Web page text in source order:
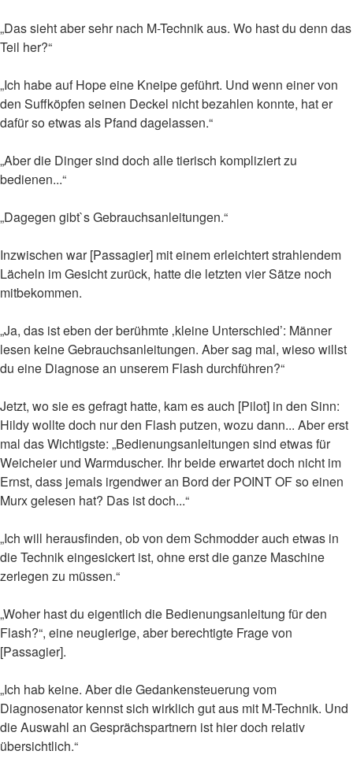
„Das sieht aber sehr nach M-Technik aus. Wo hast du denn das
Teil her?“
„Ich habe auf Hope eine Kneipe geführt. Und wenn einer von
den Suffköpfen seinen Deckel nicht bezahlen konnte, hat er
dafür so etwas als Pfand dagelassen.“
„Aber die Dinger sind doch alle tierisch kompliziert zu
bedienen...“
„Dagegen gibt`s Gebrauchsanleitungen.“
Inzwischen war [Passagier] mit einem erleichtert strahlendem
Lächeln im Gesicht zurück, hatte die letzten vier Sätze noch
mitbekommen.
„Ja, das ist eben der berühmte ‚kleine Unterschied’: Männer
lesen keine Gebrauchsanleitungen. Aber sag mal, wieso willst
du eine Diagnose an unserem Flash durchführen?“
Jetzt, wo sie es gefragt hatte, kam es auch [Pilot] in den Sinn:
Hildy wollte doch nur den Flash putzen, wozu dann... Aber erst
mal das Wichtigste: „Bedienungsanleitungen sind etwas für
Weicheier und Warmduscher. Ihr beide erwartet doch nicht im
Ernst, dass jemals irgendwer an Bord der POINT OF so einen
Murx gelesen hat? Das ist doch...“
„Ich will herausfinden, ob von dem Schmodder auch etwas in
die Technik eingesickert ist, ohne erst die ganze Maschine
zerlegen zu müssen.“
„Woher hast du eigentlich die Bedienungsanleitung für den
Flash?“, eine neugierige, aber berechtigte Frage von
[Passagier].
„Ich hab keine. Aber die Gedankensteuerung vom
Diagnosenator kennst sich wirklich gut aus mit M-Technik. Und
die Auswahl an Gesprächspartnern ist hier doch relativ
übersichtlich.“